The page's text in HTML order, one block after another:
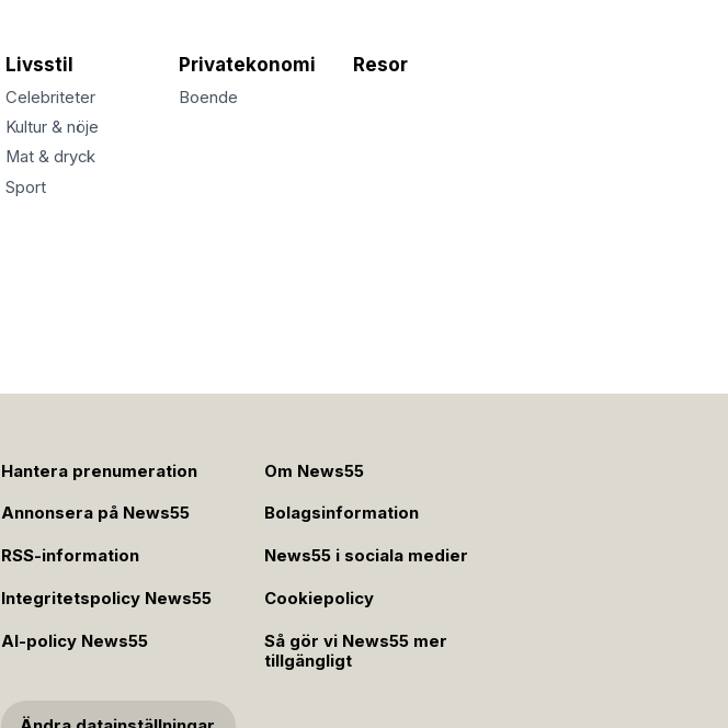
Livsstil
Celebriteter
Kultur & nöje
Mat & dryck
Sport
Privatekonomi
Boende
Resor
Hantera prenumeration Om News55
Annonsera på News55 Bolagsinformation
RSS-information News55 i sociala medier
Integritetspolicy News55 Cookiepolicy
AI-policy News55
Så gör vi News55 mer
tillgängligt